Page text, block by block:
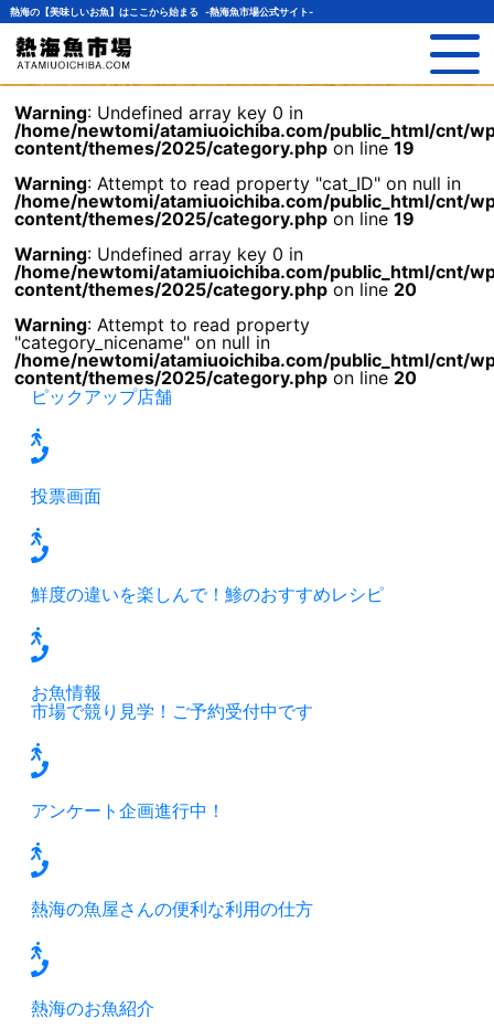
熱海の【美味しいお魚】はここから始まる -熱海魚市場公式サイト-
Warning: Undefined array key 0 in
/home/newtomi/atamiuoichiba.com/public_html/cnt/
content/themes/2025/category.phpon line 19
Warning: Attempt to read property "cat_ID" on null in
/home/newtomi/atamiuoichiba.com/public_html/cnt/
content/themes/2025/category.phpon line 19
Warning: Undefined array key 0 in
/home/newtomi/atamiuoichiba.com/public_html/cnt/
content/themes/2025/category.phpon line 20
Warning: Attempt to read property
"category_nicename" on null in
/home/newtomi/atamiuoichiba.com/public_html/cnt/
content/themes/2025/category.phpon line 20
ピックアップ店舗
投票画面
鮮度の違いを楽しんで！鯵のおすすめレシピ
お魚情報
市場で競り見学！ご予約受付中です
アンケート企画進行中！
熱海の魚屋さんの便利な利用の仕方
熱海のお魚紹介